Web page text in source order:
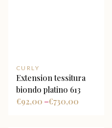
CURLY
Extension tessitura
biondo platino 613
92,00
€ – 730,00
€